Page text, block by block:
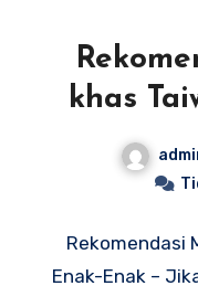
khas
Rekomendasi
Enak-Enak –